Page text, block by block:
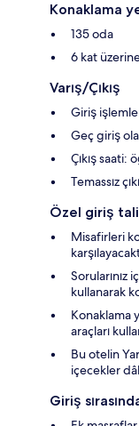
Konaklama
135 oda
6 kat
Varış/Çıkış
Giriş
Geç giriş
Çıkış saati:
Temassız
Özel giriş
Misafirleri
Sorularınız
kullanarak
Konaklama
araçları
Bu otelin
içecekler
Giriş